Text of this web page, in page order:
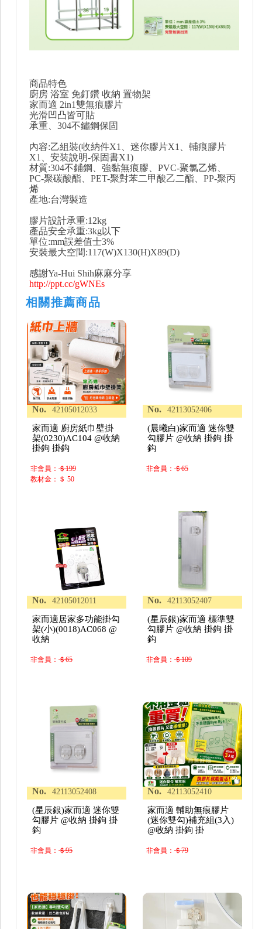
商品特色
廚房 浴室 免釘鑽 收納 置物架
家而適 2in1雙無痕膠片
光滑凹凸皆可貼
承重、304不鏽鋼保固
內容:乙組裝(收納件X1、迷你膠片X1、輔痕膠片
X1、安装說明-保固書X1)
材質:304不鋪鋼、強黏無痕膠、PVC-聚氯乙烯、
PC-聚碳酸酯、PET-聚對苯二甲酸乙二酯、PP-聚丙
烯
產地:台灣製造
膠片設計承重:12kg
產品安全承重:3kg以下
單位:mm誤差值士3%
安裝最大空間:117(W)X130(H)X89(D)
感謝Ya-Hui Shih麻麻分享
http://ppt.cc/gWNEs
相關推薦商品
No. 42105012033
家而適 廚房紙巾壁掛
架(0230)AC104 @收納
掛鉤 掛鈎
非會員：＄199
教材金：＄ 50
No. 42113052406
(晨曦白)家而適 迷你雙
勾膠片 @收納 掛鉤 掛
鈎
非會員：＄65
No. 42105012011
家而適居家多功能掛勾
架(小)(0018)AC068 @
收納
非會員：＄65
No. 42113052407
(星辰銀)家而適 標準雙
勾膠片 @收納 掛鉤 掛
鈎
非會員：＄109
No. 42113052408
(星辰銀)家而適 迷你雙
勾膠片 @收納 掛鉤 掛
鈎
非會員：＄95
No. 42113052410
家而適 輔助無痕膠片
(迷你雙勾)補充組(3入)
@收納 掛鉤 掛
非會員：＄79